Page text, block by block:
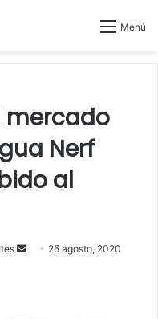
Menú
mercado
Nerf
al
25 agosto, 2020